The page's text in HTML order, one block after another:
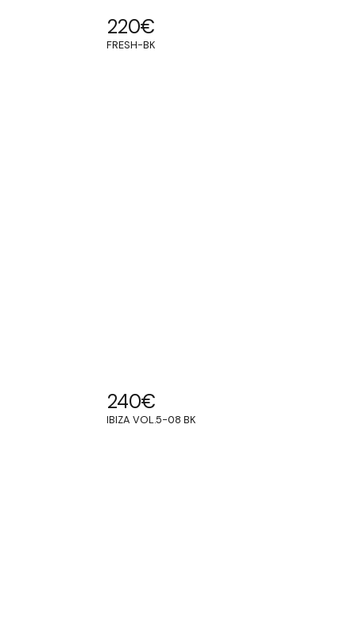
220€
FRESH-BK
240€
IBIZA VOL.5-08 BK